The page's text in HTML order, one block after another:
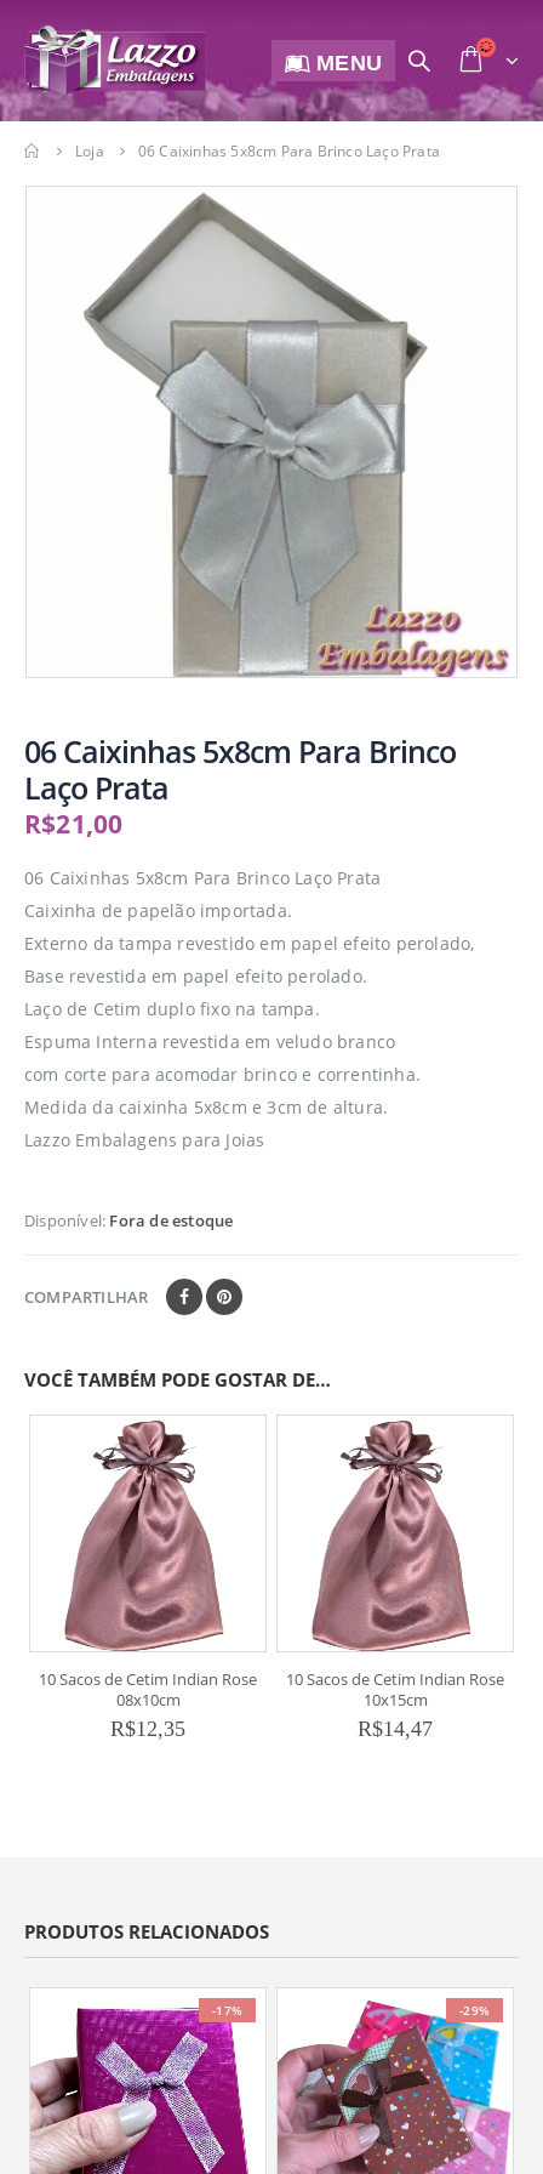
MENU
Loja 06 Caixinhas 5x8cm Para Brinco Laço Prata
06 Caixinhas 5x8cm Para Brinco
Laço Prata
R$21,00
06 Caixinhas 5x8cm Para Brinco Laço Prata
Caixinha de papelão importada.
Externo da tampa revestido em papel efeito perolado,
Base revestida em papel efeito perolado.
Laço de Cetim duplo fixo na tampa.
Espuma Interna revestida em veludo branco
com corte para acomodar brinco e correntinha.
Medida da caixinha 5x8cm e 3cm de altura.
Lazzo Embalagens para Joias
Disponível: Fora de estoque
COMPARTILHAR
VOCÊ TAMBÉM PODE GOSTAR DE…
10 Sacos de Cetim Indian Rose
08x10cm
R$12,35
10 Sacos de Cetim Indian Rose
10x15cm
R$14,47
PRODUTOS RELACIONADOS
-17% -29%